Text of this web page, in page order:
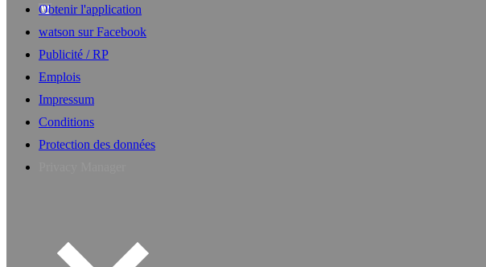
Obtenir l'application
watson sur Facebook
Publicité / RP
Emplois
Impressum
Conditions
Protection des données